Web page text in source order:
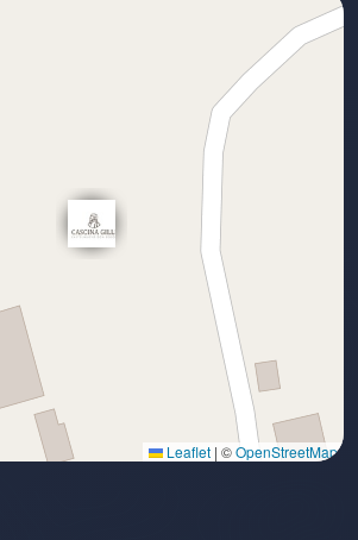
Leaflet | ©OpenStreetMap